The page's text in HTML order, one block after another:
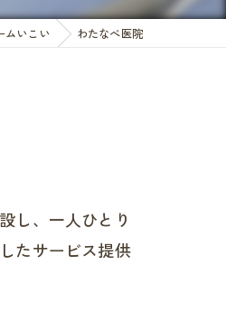
ムいこい わたなべ医院
し、一人ひとり
たサービス提供